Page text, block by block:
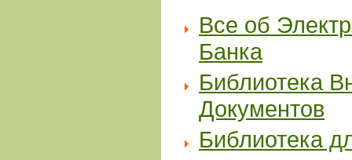
Все об
Банка
Библиотека
Документов
Библиотека